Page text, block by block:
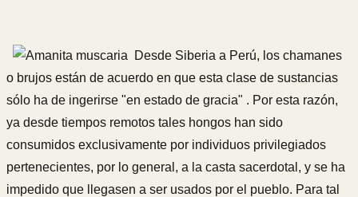
Desde Siberia a Perú, los chamanes
o brujos están de acuerdo en que esta clase de sustancias
sólo ha de ingerirse "en estado de gracia" . Por esta razón,
ya desde tiempos remotos tales hongos han sido
consumidos exclusivamente por individuos privilegiados
pertenecientes, por lo general, a la casta sacerdotal, y se ha
impedido que llegasen a ser usados por el pueblo. Para tal